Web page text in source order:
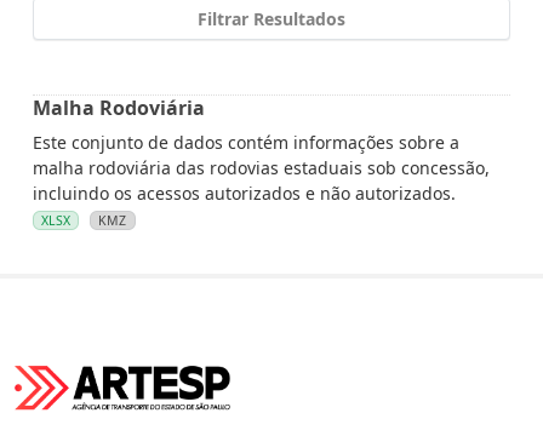
Filtrar Resultados
Malha Rodoviária
Este conjunto de dados contém informações sobre a
malha rodoviária das rodovias estaduais sob concessão,
incluindo os acessos autorizados e não autorizados.
XLSX KMZ